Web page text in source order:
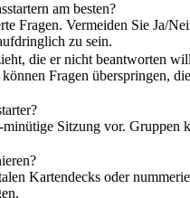
am besten?
Fragen. Vermeiden Sie
zu sein.
die er nicht beantworten
Fragen überspringen,
Sitzung vor.
Kartendecks oder